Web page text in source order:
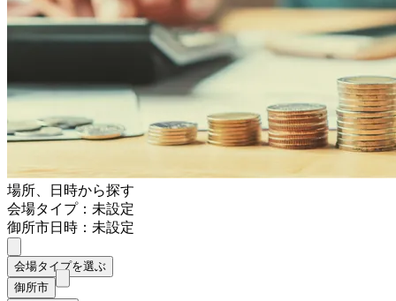
場所、日時から探す
会場タイプ：未設定
御所市日時：未設定
会場タイプを選ぶ
御所市